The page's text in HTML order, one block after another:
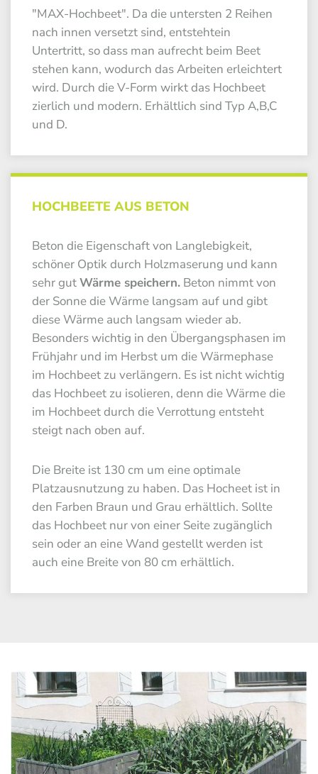
"MAX-Hochbeet". Da die untersten 2 Reihen
nach innen versetzt sind, entstehtein
Untertritt, so dass man aufrecht beim Beet
stehen kann, wodurch das Arbeiten erleichtert
wird. Durch die V-Form wirkt das Hochbeet
zierlich und modern. Erhältlich sind Typ A,B,C
und D.
HOCHBEETE AUS BETON
Beton die Eigenschaft von Langlebigkeit,
schöner Optik durch Holzmaserung und kann
sehr gutWärme speichern. Beton nimmt von
der Sonne die Wärme langsam auf und gibt
diese Wärme auch langsam wieder ab.
Besonders wichtig in den Übergangsphasen im
Frühjahr und im Herbst um die Wärmephase
im Hochbeet zu verlängern. Es ist nicht wichtig
das Hochbeet zu isolieren, denn die Wärme die
im Hochbeet durch die Verrottung entsteht
steigt nach oben auf.
Die Breite ist 130 cm um eine optimale
Platzausnutzung zu haben. Das Hocheet ist in
den Farben Braun und Grau erhältlich. Sollte
das Hochbeet nur von einer Seite zugänglich
sein oder an eine Wand gestellt werden ist
auch eine Breite von 80 cm erhältlich.